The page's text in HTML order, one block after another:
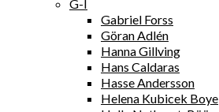
G-I
Gabriel Forss
Göran Adlén
Hanna Gillving
Hans Caldaras
Hasse Andersson
Helena Kubicek Boye